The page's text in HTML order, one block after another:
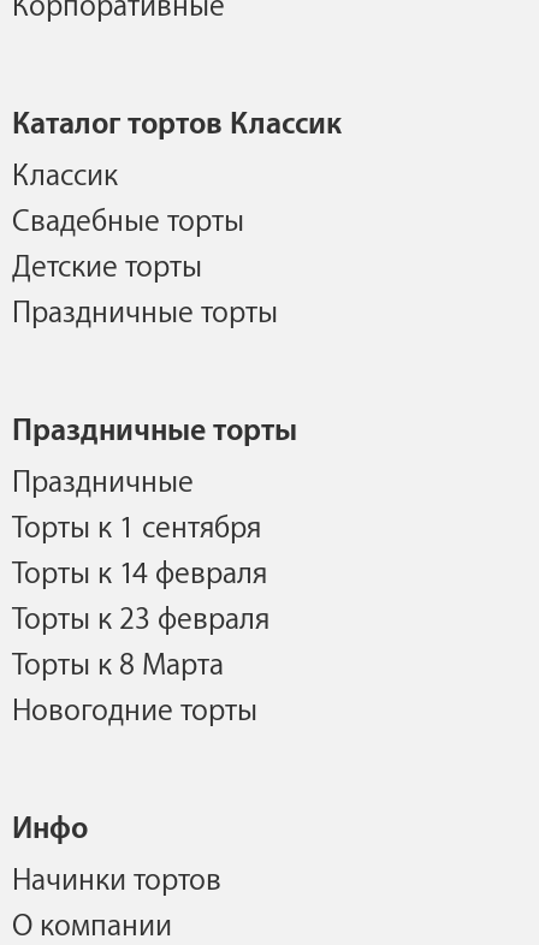
Каталог тортов Классик
Классик
Свадебные торты
Детские торты
Праздничные торты
Праздничные торты
Праздничные
Торты к 1 сентября
Торты к 14 февраля
Торты к 23 февраля
Торты к 8 Марта
Новогодние торты
Инфо
Начинки тортов
О компании